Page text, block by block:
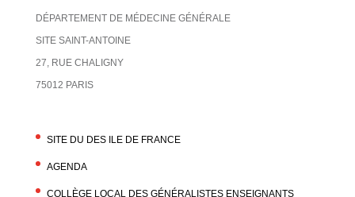
DÉPARTEMENT DE MÉDECINE GÉNÉRALE
SITE SAINT-ANTOINE
27, RUE CHALIGNY
75012 PARIS
SITE DU DES ILE DE FRANCE
AGENDA
COLLÈGE LOCAL DES GÉNÉRALISTES ENSEIGNANTS